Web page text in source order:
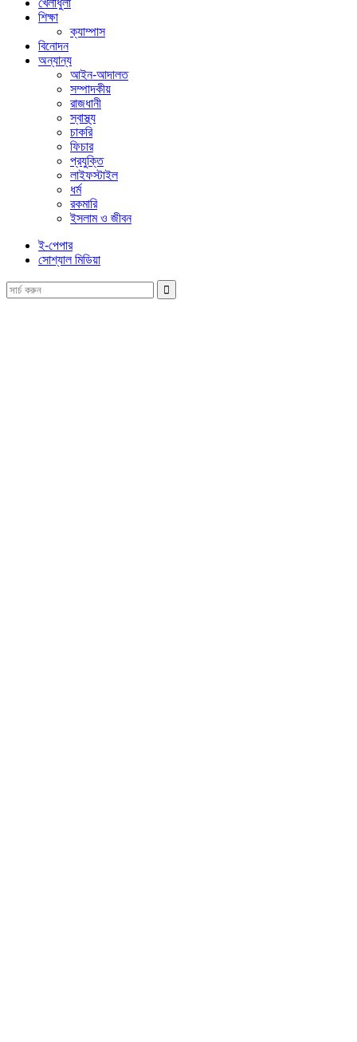
শিক্ষা
ক্যাম্পাস
বিনোদন
অন্যান্য
আইন-আদালত
সম্পাদকীয়
রাজধানী
স্বাস্থ্য
চাকরি
ফিচার
প্রযুক্তি
লাইফস্টাইল
ধর্ম
রকমারি
ইসলাম ও জীবন
ই-পেপার
সোশ্যাল মিডিয়া